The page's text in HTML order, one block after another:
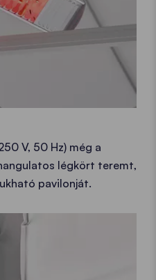
V, 50 Hz) még a
légkört teremt,
pavilonját.